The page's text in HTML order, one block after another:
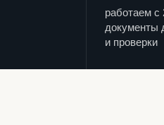
работаем с
документы
и проверки